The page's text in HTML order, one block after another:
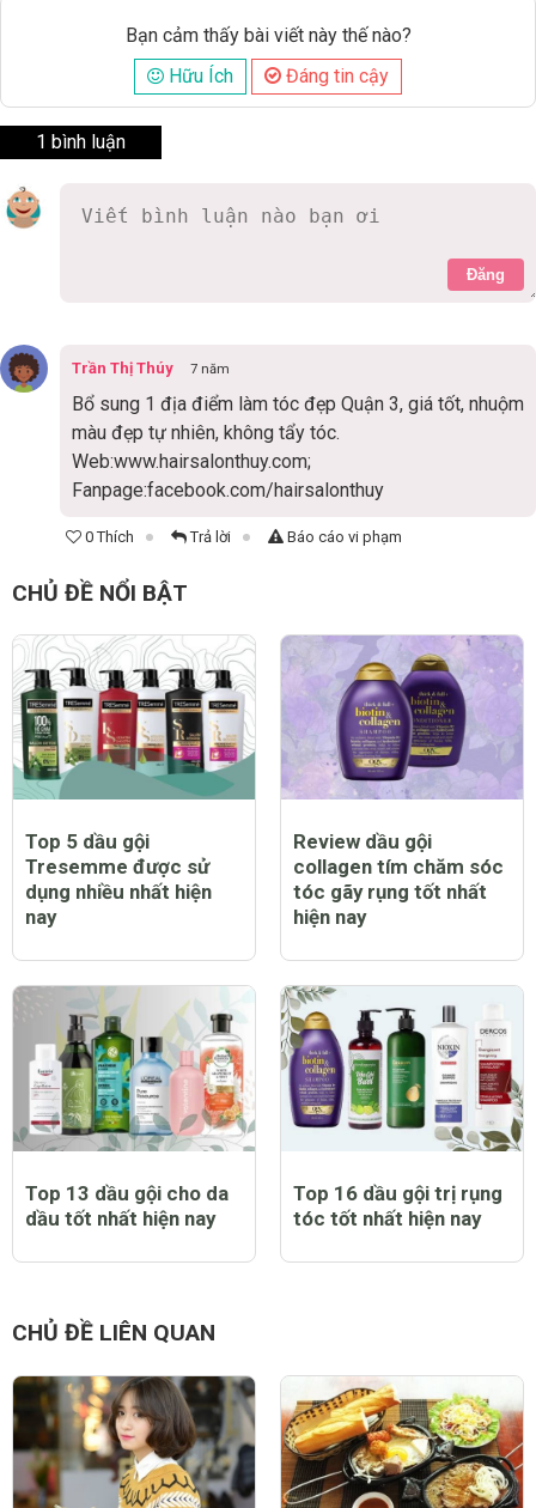
Bạn cảm thấy bài viết này thế nào?
Hữu Ích
Đáng tin cậy
1 bình luận
Đăng
Trần Thị Thúy 7 năm
Bổ sung 1 địa điểm làm tóc đẹp Quận 3, giá tốt, nhuộm
màu đẹp tự nhiên, không tẩy tóc.
Web:www.hairsalonthuy.com;
Fanpage:facebook.com/hairsalonthuy
0 Thích Trả lời Báo cáo vi phạm
CHỦ ĐỀ NỔI BẬT
Top 5 dầu gội
Tresemme được sử
dụng nhiều nhất hiện
nay
Review dầu gội
collagen tím chăm sóc
tóc gãy rụng tốt nhất
hiện nay
Top 13 dầu gội cho da
dầu tốt nhất hiện nay
Top 16 dầu gội trị rụng
tóc tốt nhất hiện nay
CHỦ ĐỀ LIÊN QUAN